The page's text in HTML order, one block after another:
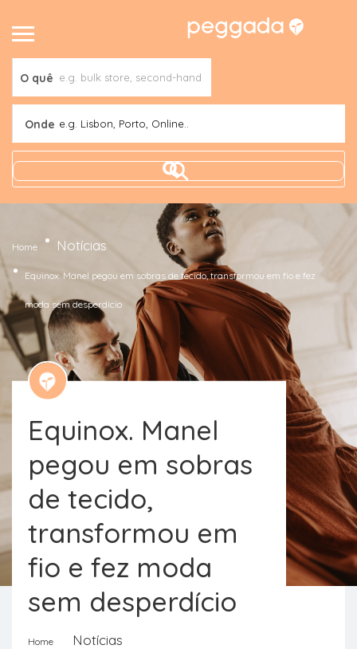
O quê
Onde e.g. Lisbon, Porto, Online..
Home Notícias
Equinox. Manel pegou em sobras de tecido, transformou em fio e fez
moda sem desperdício
Equinox. Manel
pegou em sobras
de tecido,
transformou em
fio e fez moda
sem desperdício
Home Notícias